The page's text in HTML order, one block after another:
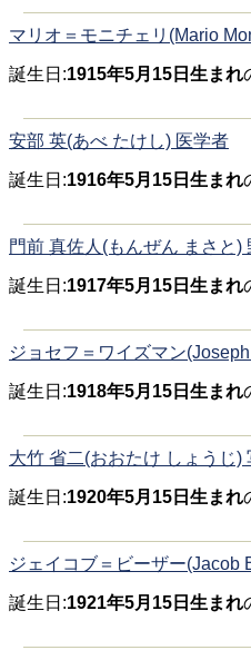
マリオ＝モニチェリ(Mario
誕生日:1915年5月15日生まれ
安部 英(あべ たけし) 医学者
誕生日:1916年5月15日生まれ
門前 真佐人(もんぜん まさと)
誕生日:1917年5月15日生まれ
ジョセフ＝ワイズマン
誕生日:1918年5月15日生まれ
大竹 省二(おおたけ しょうじ)
誕生日:1920年5月15日生まれ
ジェイコブ＝ビーザー(Jacob
誕生日:1921年5月15日生まれ